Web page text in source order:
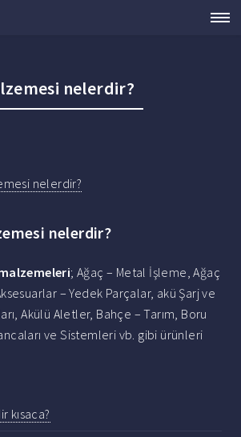
nelerdir?
nelerdir?
nelerdir?
; Ağaç – Metal İşleme, Ağaç
– Yedek Parçalar, akü Şarj ve
Akülü Aletler, Bahçe – Tarım, Boru
ve Sistemleri vb. gibi ürünleri
kısaca?